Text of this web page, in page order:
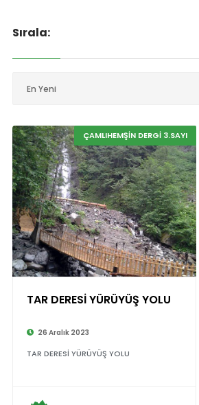
Sırala:
En Yeni
ÇAMLIHEMŞİN DERGİ 3.SAYI
TAR DERESİ YÜRÜYÜŞ YOLU
26 Aralık 2023
TAR DERESİ YÜRÜYÜŞ YOLU